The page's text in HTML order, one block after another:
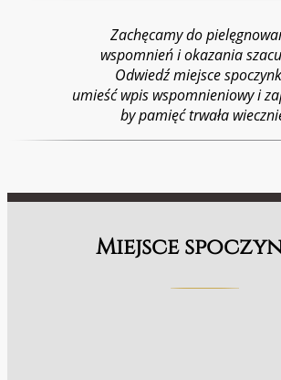
Zachęcamy do
wspomnień i okazania
Odwiedź miejsce
umieść wpis wspomnieniowy i
by pamięć trwała
Miejsce